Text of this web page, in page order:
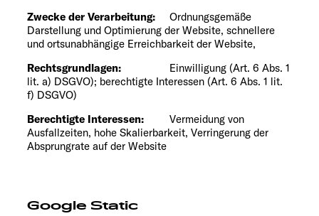
Zwecke der Verarbeitung: Ordnungsgemäße
Darstellung und Optimierung der Website, schnellere
und ortsunabhängige Erreichbarkeit der Website,
Rechtsgrundlagen: Einwilligung (Art. 6 Abs. 1
lit. a) DSGVO); berechtigte Interessen (Art. 6 Abs. 1 lit.
f) DSGVO)
Berechtigte Interessen: Vermeidung von
Ausfallzeiten, hohe Skalierbarkeit, Verringerung der
Absprungrate auf der Website
Google Static